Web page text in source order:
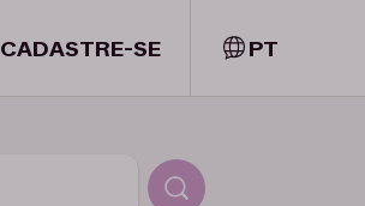
CADASTRE-SE PT